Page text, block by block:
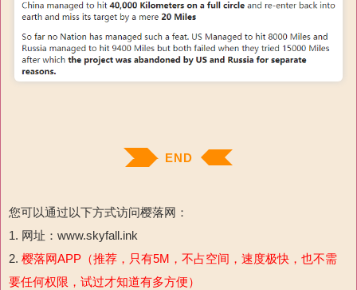
END
您可以通过以下方式访问樱落网：
1. 网址：www.skyfall.ink
2. 樱落网APP（推荐，只有5M，不占空间，速度极快，也不需
要任何权限，试过才知道有多方便）